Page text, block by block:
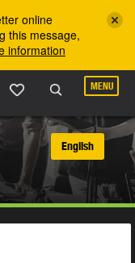
online
this message,
information
MENU
English